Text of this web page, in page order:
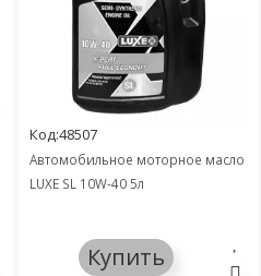
Код:48507
Автомобильное моторное масло
LUXE SL 10W-40 5л
Купить